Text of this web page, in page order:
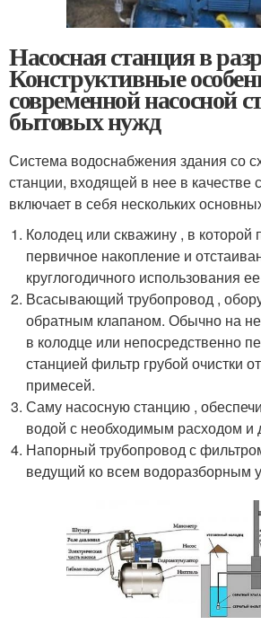
Насосная станция в
Конструктивные
современной насосной
бытовых нужд
Система водоснабжения здания со
станции, входящей в нее в качестве
включает в себя нескольких
Колодец или скважину , в которой
первичное накопление и
круглогодичного использования
Всасывающий трубопровод ,
обратным клапаном. Обычно на
в колодце или непосредственно
станцией фильтр грубой очистки
примесей.
Саму насосную станцию ,
водой с необходимым расходом и
Напорный трубопровод с
ведущий ко всем водоразборным